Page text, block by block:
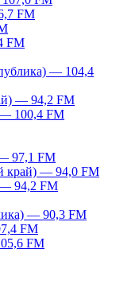
FM
FM
— 104,4
— 94,2 FM
— 100,4 FM
97,1 FM
край) — 94,0 FM
— 94,2 FM
— 90,3 FM
FM
FM